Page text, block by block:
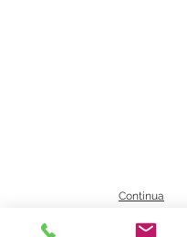
Continua